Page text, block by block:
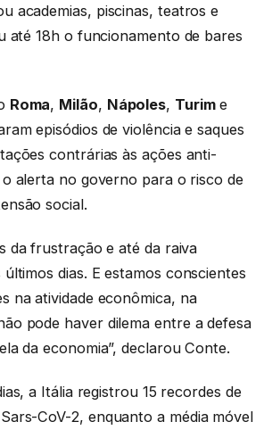
academias, piscinas, teatros e
até 18h o funcionamento de bares
Roma, Milão, Nápoles, Turime
episódios de violência e saques
contrárias às ações anti-
alerta no governo para o risco de
social.
da frustração e até da raiva
dias. E estamos conscientes
na atividade econômica, na
pode haver dilema entre a defesa
da economia”, declarou Conte.
a Itália registrou 15 recordes de
CoV-2, enquanto a média móvel